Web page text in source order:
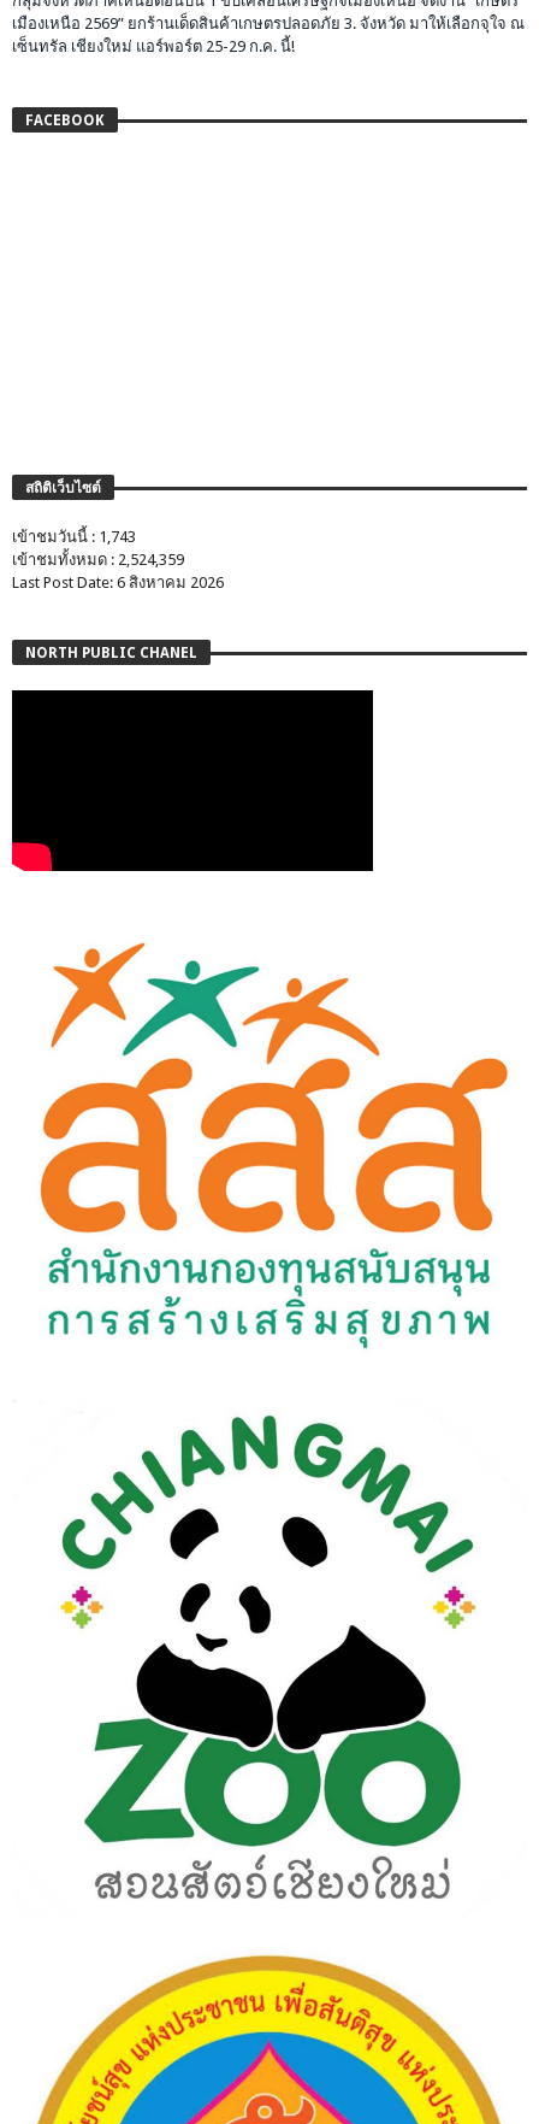
เมืองเหนือ 2569” ยกร้านเด็ดสินค้าเกษตรปลอดภัย 3. จังหวัด มาให้เลือกจุใจ ณ
เซ็นทรัล เชียงใหม่ แอร์พอร์ต 25-29 ก.ค. นี้!
FACEBOOK
สถิติเว็บไซต์
เข้าชมวันนี้ : 1,743
เข้าชมทั้งหมด : 2,524,359
Last Post Date: 6 สิงหาคม 2026
NORTH PUBLIC CHANEL